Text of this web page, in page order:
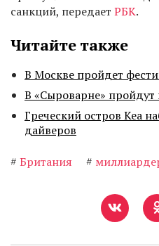
санкций, передает РБК.
Читайте также
В Москве пройдет
В «Сыроварне»
Греческий остров Кеа
дайверов
# Британия #